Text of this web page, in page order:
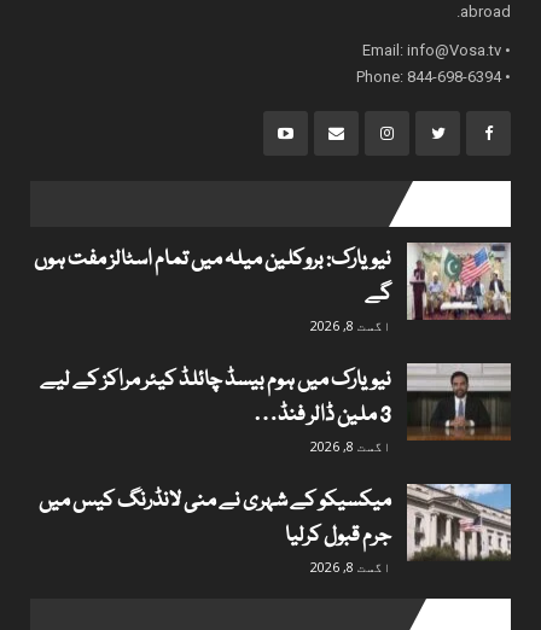
abroad.
• Email:
info@Vosa.tv
• Phone: 844-698-6394
نیویارک: بروکلین میلہ میں تمام اسٹالز مفت ہوں
گے
اگست 8, 2026
نیویارک میں ہوم بیسڈ چائلڈ کیئر مراکز کے لیے
3 ملین ڈالر فنڈ…
اگست 8, 2026
میکسیکو کے شہری نے منی لانڈرنگ کیس میں
جرم قبول کرلیا
اگست 8, 2026